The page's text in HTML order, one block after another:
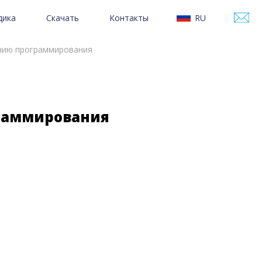
Скачать Контакты
RU
детейСкачать Varwin SDK
программирования